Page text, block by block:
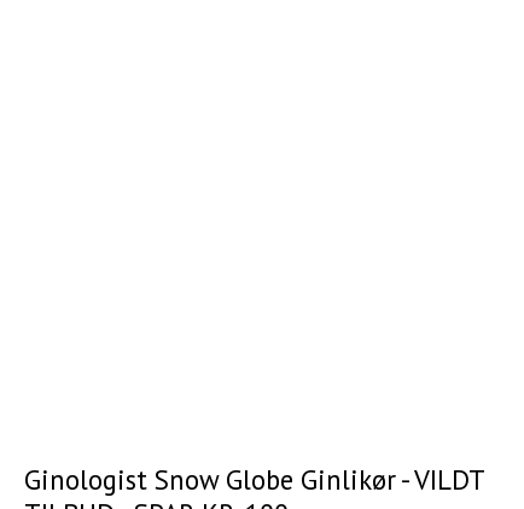
Ginologist Snow Globe Ginlikør - VILDT